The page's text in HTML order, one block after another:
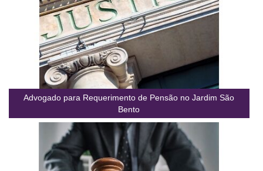
Advogado para Requerimento de Pensão no Jardim São
Bento